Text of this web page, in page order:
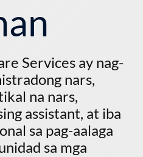
Services ay nag-
nars,
na nars,
assistant, at iba
sa pag-aalaga
sa mga